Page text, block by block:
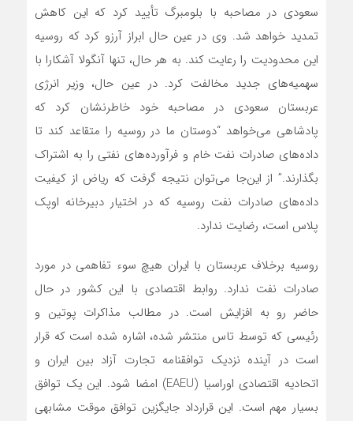
سعودی در مصاحبه با بلومبرگ تأیید کرد که این کاهش
تمدید خواهد شد. وی در عین حال ابراز آرزو کرد که روسیه
این محدودیت را رعایت کند. به هر حال، تنها آنگولا آشکارا با
سهمیه‌های جدید مخالفت کرد. در عین حال، وزیر انرژی
عربستان سعودی در مصاحبه خود خاطرنشان کرد که
پادشاهی می‌خواهد “دوستان ما در روسیه را متقاعد کند تا
داده‌های صادرات نفت خام و فرآورده‌های نفتی را به اشتراک
بگذارند.” از این‌جا می‌توان نتیجه گرفت که ریاض از کیفیت
داده‌های صادرات نفت روسیه که در اختیار دبیرخانه اوپک
پلاس است، رضایت ندارد.
روسیه برخلاف عربستان با ایران هیچ سوء تفاهمی در مورد
صادرات نفت ندارد. روابط اقتصادی با این کشور در حال
حاضر رو به افزایش است. در مطالب مذاکرات پوتین و
رئیسی که توسط تاس منتشر شده، اشاره شده است که قرار
است در آینده نزدیک توافقنامه تجارت آزاد بین ایران و
اتحادیه اقتصادی اوراسیا (EAEU) امضا شود. این یک توافق
بسیار مهم است. این قرارداد جایگزین توافق موقت مشابهی